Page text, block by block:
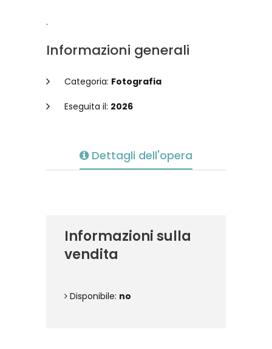
.
Informazioni generali
Categoria: Fotografia
Eseguita il: 2026
Dettagli dell'opera
Informazioni sulla
vendita
Disponibile: no